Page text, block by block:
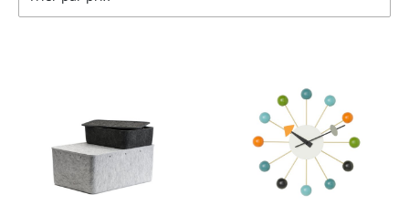
Chaises de bureau
Chaises de conférence